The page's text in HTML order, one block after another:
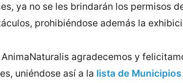
ya no se les brindarán los permisos
prohibiéndose además la
agradecemos y
uniéndose así a la lista de Municipios